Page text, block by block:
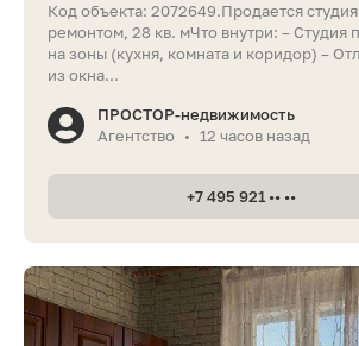
Код объекта: 2072649.Продается
ремонтом, 28 кв. мЧто внутри: – Студия
на зоны (кухня, комната и коридор) –
из окна...
ПРОСТОР-недвижимость
Агентство
• 12 часов назад
+7 495 921 •• ••